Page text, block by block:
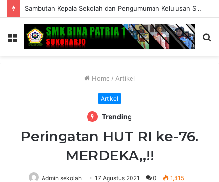
Sambutan Kepala Sekolah dan Pengumuman Kelulusan SMK Bina Patria 1 Sukoharjo Tahun Ajaran 2025/2026
Menu
Home / Artikel
Artikel
Trending
Peringatan HUT RI ke-76.
MERDEKA,,!!
Admin sekolah 17 Agustus 2021 0 1,415